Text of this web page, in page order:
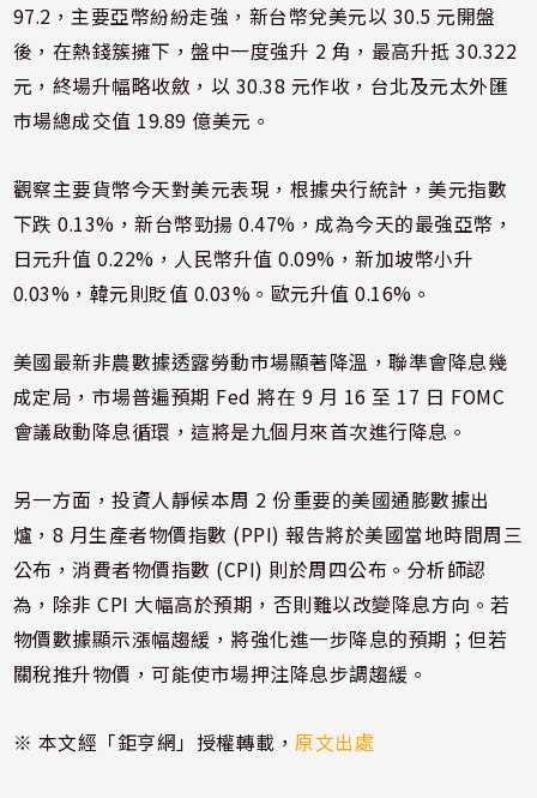
97.2，主要亞幣紛紛走強，新台幣兌美元以 30.5 元開盤
後，在熱錢簇擁下，盤中一度強升 2 角，最高升抵 30.322
元，終場升幅略收斂，以 30.38 元作收，台北及元太外匯
市場總成交值 19.89 億美元。
觀察主要貨幣今天對美元表現，根據央行統計，美元指數
下跌 0.13%，新台幣勁揚 0.47%，成為今天的最強亞幣，
日元升值 0.22%，人民幣升值 0.09%，新加坡幣小升
0.03%，韓元則貶值 0.03%。歐元升值 0.16%。
美國最新非農數據透露勞動市場顯著降溫，聯準會降息幾
成定局，市場普遍預期 Fed 將在 9 月 16 至 17 日 FOMC
會議啟動降息循環，這將是九個月來首次進行降息。
另一方面，投資人靜候本周 2 份重要的美國通膨數據出
爐，8 月生產者物價指數 (PPI) 報告將於美國當地時間周三
公布，消費者物價指數 (CPI) 則於周四公布。分析師認
為，除非 CPI 大幅高於預期，否則難以改變降息方向。若
物價數據顯示漲幅趨緩，將強化進一步降息的預期；但若
關稅推升物價，可能使市場押注降息步調趨緩。
※ 本文經「鉅亨網」授權轉載，原文出處